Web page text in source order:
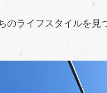
のライフスタイルを見